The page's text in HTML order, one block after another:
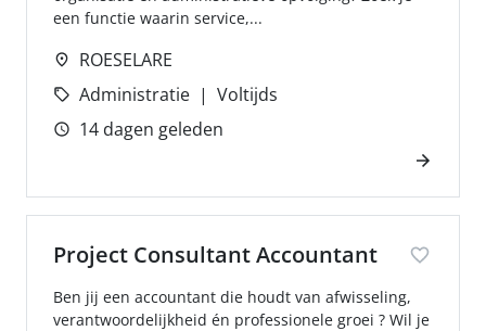
een functie waarin service,...
ROESELARE
Administratie
Voltijds
14 dagen geleden
Project Consultant Accountant
Ben jij een accountant die houdt van afwisseling,
verantwoordelijkheid én professionele groei ? Wil je